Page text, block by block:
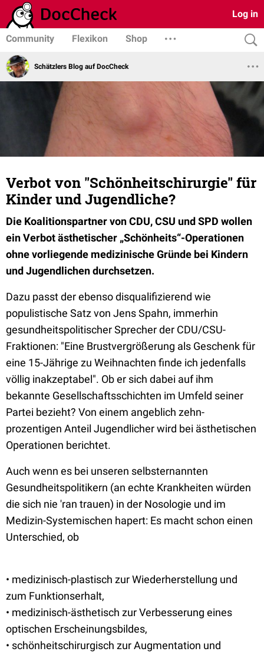
Log in
Community Flexikon Shop
Schätzlers Blog auf DocCheck
Verbot von "Schönheitschirurgie" für
Kinder und Jugendliche?
Die Koalitionspartner von CDU, CSU und SPD wollen
ein Verbot ästhetischer „Schönheits“-Operationen
ohne vorliegende medizinische Gründe bei Kindern
und Jugendlichen durchsetzen.
Dazu passt der ebenso disqualifizierend wie
populistische Satz von Jens Spahn, immerhin
gesundheitspolitischer Sprecher der CDU/CSU-
Fraktionen: "Eine Brustvergrößerung als Geschenk für
eine 15-Jährige zu Weihnachten finde ich jedenfalls
völlig inakzeptabel". Ob er sich dabei auf ihm
bekannte Gesellschaftsschichten im Umfeld seiner
Partei bezieht? Von einem angeblich zehn-
prozentigen Anteil Jugendlicher wird bei ästhetischen
Operationen berichtet.
Auch wenn es bei unseren selbsternannten
Gesundheitspolitikern (an echte Krankheiten würden
die sich nie 'ran trauen) in der Nosologie und im
Medizin-Systemischen hapert: Es macht schon einen
Unterschied, ob
• medizinisch-plastisch zur Wiederherstellung und
zum Funktionserhalt,
• medizinisch-ästhetisch zur Verbesserung eines
optischen Erscheinungsbildes,
• schönheitschirurgisch zur Augmentation und